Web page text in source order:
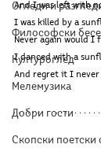
Огледи и
Философски
Културоглед
Мелемузика
Добри гости
Скопски поетски
And I was left with
I was killed by a
Never again would I
I danced with a
And regret it I never